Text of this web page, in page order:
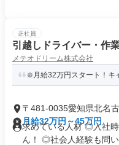
正社員
引越しドライバー・作
メテオドリーム株式会社
❇️月給32万円スタート！キ
〒481-0035愛知県北名
月給32万円～45万円
求めている人材 ◎入社
ん！ ◎社会人経験も問い